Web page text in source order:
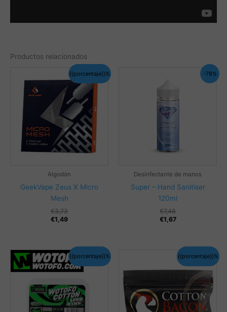
Productos relacionados
{{porcentaje}}%
Algodón
GeekVape Zeus X Micro
Mesh
€3,73
€1,49
-78%
Desinfectante de manos
Super – Hand Sanitiser
120ml
€7,46El
precio
€1,67
El
precio
{{porcentaje}}% {{porcentaje}}%